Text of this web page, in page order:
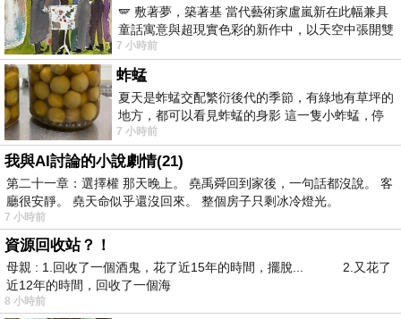
🪽 敷著夢，築著基 當代藝術家盧嵐新在此幅兼具
童話寓意與超現實色彩的新作中，以天空中張開雙
翼的神聖形象與地面上聚集的人群對話，
7 小時前
蚱蜢
夏天是蚱蜢交配繁衍後代的季節，有綠地有草坪的
地方，都可以看見蚱蜢的身影 這一隻小蚱蜢，停
在車頂上，怎麼樣小心驅趕，都無動
7 小時前
我與AI討論的小說劇情(21)
第二十一章：選擇權 那天晚上。 堯禹舜回到家後，一句話都沒說。 客
廳很安靜。 堯天命似乎還沒回來。 整個房子只剩冰冷燈光。
7 小時前
資源回收站？！
母親 : 1.回收了一個酒鬼，花了近15年的時間，擺脫... 2.又花了
近12年的時間，回收了一個海
8 小時前